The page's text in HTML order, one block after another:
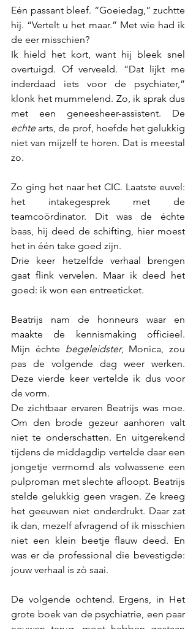
Eén passant bleef. “Goeiedag,” zuchtte
hij. “Vertelt u het maar.” Met wie had ik
de eer misschien?
Ik hield het kort, want hij bleek snel
overtuigd. Of verveeld. “Dat lijkt me
inderdaad iets voor de psychiater,”
klonk het mummelend. Zo, ik sprak dus
echte arts, de prof, hoefde het gelukkig
niet van mijzelf te horen. Dat is meestal
zo.
Zo ging het naar het CIC. Laatste euvel:
het intakegesprek met de
teamcoördinator. Dit was de échte
baas, hij deed de schifting, hier moest
het in één take goed zijn.
Drie keer hetzelfde verhaal brengen
gaat flink vervelen. Maar ik deed het
goed: ik won een entreeticket.
Beatrijs nam de honneurs waar en
maakte de kennismaking officieel.
Mijn échte begeleidster, Monica, zou
pas de volgende dag weer werken.
Deze vierde keer vertelde ik dus voor
de vorm.
De zichtbaar ervaren Beatrijs was moe.
Om den brode gezeur aanhoren valt
niet te onderschatten. En uitgerekend
tijdens de middagdip vertelde daar een
jongetje vermomd als volwassene een
pulproman met slechte afloopt. Beatrijs
stelde gelukkig geen vragen. Ze kreeg
het geeuwen niet onderdrukt. Daar zat
ik dan, mezelf afvragend of ik misschien
niet een klein beetje flauw deed. En
was er de professional die bevestigde:
jouw verhaal is zò saai.
De volgende ochtend. Ergens, in Het
grote boek van de psychiatrie, een paar